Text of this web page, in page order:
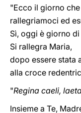
"Ecco il giorno
rallegriamoci ed
Sì, oggi è giorno
Si rallegra Maria,
dopo essere stata
alla croce
"Regina caeli,
Insieme a Te,